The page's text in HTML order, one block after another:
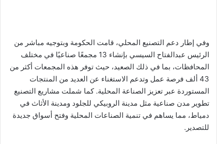
وفي إطار دعم التصنيع المحلي، قامت الحكومة وبتوجيه مباشر من
الرئيس عبدالفتاح السيسي بإنشاء 13 مجمعًا صناعيًا في مختلف
المحافظات، بما في ذلك الصعيد، حيث توفر هذه المجمعات أكثر من
43 ألف فرصة عمل وتدعم الاستغناء عن العديد من المنتجات
المستوردة عبر تعزيز الصناعة المحلية. كما شملت مشاريع التصنيع
تطوير مدن صناعية مثل مدينة الروبيكي للجلود ومدينة الأثاث في
دمياط، مما يساهم في تنمية الصناعات المحلية وفتح أسواق جديدة
للتصدير.